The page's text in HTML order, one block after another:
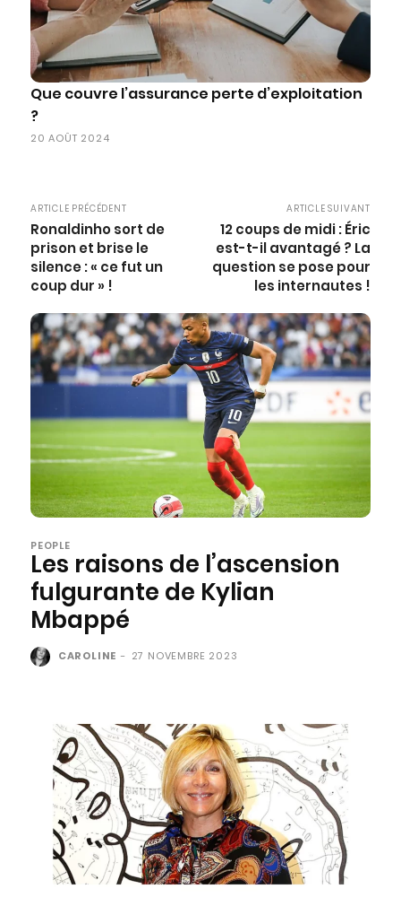
Que couvre l’assurance perte d’exploitation
?
20 AOÛT 2024
ARTICLE PRÉCÉDENT
Ronaldinho sort de
prison et brise le
silence : « ce fut un
coup dur » !
ARTICLE SUIVANT
12 coups de midi : Éric
est-t-il avantagé ? La
question se pose pour
les internautes !
PEOPLE
Les raisons de l’ascension
fulgurante de Kylian
Mbappé
CAROLINE - 27 NOVEMBRE 2023